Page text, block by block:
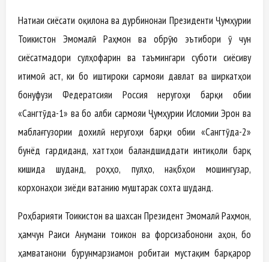
Натиҷаи сиёсати оқилона ва дурбинонаи Президенти Ҷумҳурии
Тоҷикистон Эмомалӣ Раҳмон ва обрӯю эътибори ӯ чун
сиёсатмадори сулҳофарин ва таъмингари суботи сиёсиву
иҷтимоӣ аст, ки бо иштироки сармояи давлат ва ширкатҳои
бонуфузи Федератсияи Россия неругоҳи барқи обии
«Сангтӯда-1» ва бо ҷалби сармояи Ҷумҳурии Исломии Эрон ва
маблағгузории дохилӣ неругоҳи барқи обии «Сангтӯда-2»
бунёд гардиданд, хаттҳои баландшиддати интиқоли барқ
кишида шуданд, роҳҳо, пулҳо, нақбҳои мошингузар,
корхонаҳои зиёди ватанию муштарак сохта шуданд.
Роҳбарияти Тоҷикистон ва шахсан Президент Эмомалӣ Раҳмон,
ҳамчун Раиси Анҷумани тоҷикон ва форсизабонони ҷаҳон, бо
ҳамватанони бурунмарзиамон робитаи мустақим барқарор